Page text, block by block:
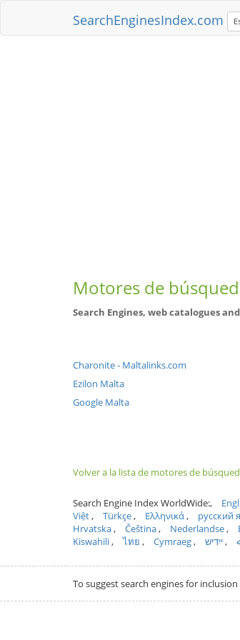
SearchEnginesIndex.com
Motores de
Search Engines, web catalogues
Charonite - Maltalinks.com
Ezilon Malta
Google Malta
Volver a la lista de motores de
Search Engine Index WorldWide:
Việt
Türkçe Ελληνικά русский
Hrvatska
Čeština Nederlandse
Kiswahili
ไทย Cymraeg ייִדיש
To suggest search engines for